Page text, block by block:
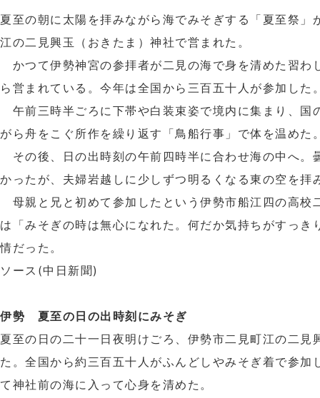
夏至の朝に太陽を拝みながら海でみそぎする「夏至祭」
江の二見興玉（おきたま）神社で営まれた。
かつて伊勢神宮の参拝者が二見の海で身を清めた習わ
ら営まれている。今年は全国から三百五十人が参加した
午前三時半ごろに下帯や白装束姿で境内に集まり、国
がら舟をこぐ所作を繰り返す「鳥船行事」で体を温めた
その後、日の出時刻の午前四時半に合わせ海の中へ。
かったが、夫婦岩越しに少しずつ明るくなる東の空を拝
母親と兄と初めて参加したという伊勢市船江四の高校
は「みそぎの時は無心になれた。何だか気持ちがすっき
情だった。
ソース(中日新聞)
伊勢 夏至の日の出時刻にみそぎ
夏至の日の二十一日夜明けごろ、伊勢市二見町江の二見
た。全国から約三百五十人がふんどしやみそぎ着で参加
て神社前の海に入って心身を清めた。